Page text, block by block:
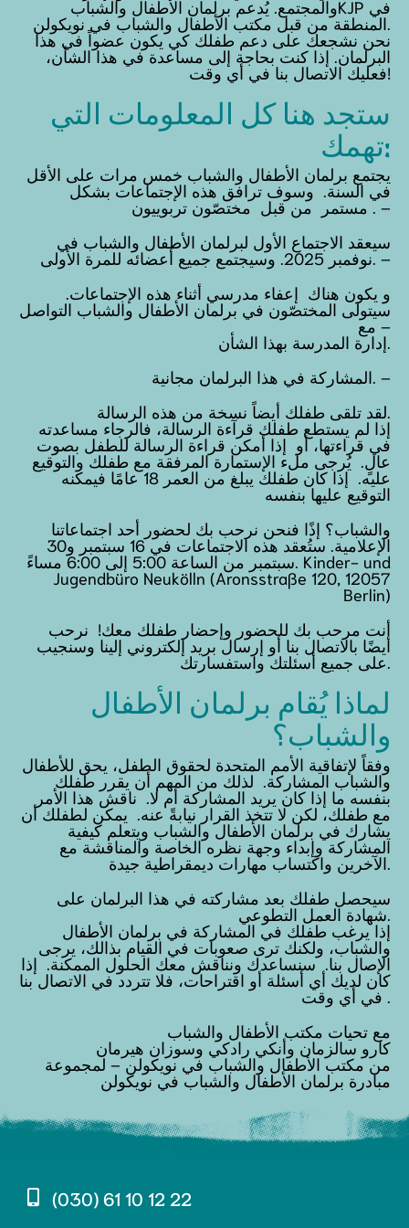
Kontakt
والمجتمع. يُدعم برلمان الأطفال والشبابKJP في
المنطقة من قبل مكتب الأطفال والشباب في نويكولن.
نحن نشجعك على دعم طفلك كي يكون عضواً في هذا
البرلمان. إذا كنت بحاجة إلى مساعدة في هذا الشأن،
فعليك الاتصال بنا في أي وقت!
ستجد هنا كل المعلومات التي
تهمك:
يجتمع برلمان الأطفال والشباب خمس مرات على الأقل
في السنة. وسوف ترافق هذه الإجتماعات بشكل
مستمر من قبل مختصّون تربوييون . –
سيعقد الاجتماع الأول لبرلمان الأطفال والشباب في
نوفمبر 2025. وسيجتمع جميع أعضائه للمرة الأولى. –
و يكون هناك إعفاء مدرسي أثناء هذه الإجتماعات.
سيتولى المختصّون في برلمان الأطفال والشباب التواصل
مع –
إدارة المدرسة بهذا الشأن.
المشاركة في هذا البرلمان مجانية. –
لقد تلقى طفلك أيضاً نسخة من هذه الرسالة.
إذا لم يستطع طفلك قرآءة الرسالة، فالرجاء مساعدته
في قراءتها، أو إذا أمكن قراءة الرسالة للطفل بصوت
عالٍ. يُرجى ملء الإستمارة المرفقة مع طفلك والتوقيع
عليه. إذا كان طفلك يبلغ من العمر 18 عامًا فيمكنه
التوقيع عليها بنفسه
والشباب؟ إذًا فنحن نرحب بك لحضور أحد اجتماعاتنا
الإعلامية. ستُعقد هذه الاجتماعات في 16 سبتمبر و30
سبتمبر من الساعة 5:00 إلى 6:00 مساءً. Kinder- und
Jugendbüro Neukölln (Aronsstraße 120, 12057
Berlin)
أنت مرحب بك للحضور وإحضار طفلك معك! نرحب
أيضًا بالاتصال بنا أو إرسال بريد إلكتروني إلينا وسنجيب
على جميع أسئلتك واستفسارتك.
لماذا يُقام برلمان الأطفال
والشباب؟
وفقاً لإتفاقية الأمم المتحدة لحقوق الطفل، يحق للأطفال
والشباب المشاركة. لذلك من المهم أن يقرر طفلك
بنفسه ما إذا كان يريد المشاركة أم لا. ناقش هذا الأمر
مع طفلك، لكن لا تتخذ القرار نيابةً عنه. يمكن لطفلك أن
يشارك في برلمان الأطفال والشباب ويتعلم كيفية
المشاركة وإبداء وجهة نظره الخاصة والمناقشة مع
سيحصل طفلك بعد مشاركته في هذا البرلمان على
إذا يرغب طفلك في المشاركة في برلمان الأطفال
والشباب، ولكنك ترى صعوبات في القيام بذالك، يرجى
الإصال بنا. سنساعدك ونناقش معك الحلول الممكنة. إذا
كان لديك أي أسئلة أو اقتراحات، فلا تتردد في الاتصال بنا
مع تحيات مكتب الأطفال والشباب
كارو سالزمان وأنكي رادكي وسوزان هيرمان
من مكتب الأطفال والشباب في نويكولن – لمجموعة
مبادرة برلمان الأطفال والشباب في نويكولن
(030) 61 10 12 22